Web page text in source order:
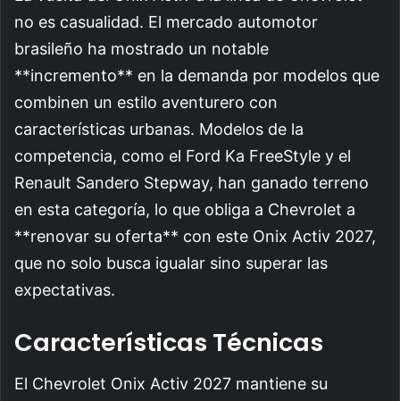
no es casualidad. El mercado automotor
brasileño ha mostrado un notable
**incremento** en la demanda por modelos que
combinen un estilo aventurero con
características urbanas. Modelos de la
competencia, como el Ford Ka FreeStyle y el
Renault Sandero Stepway, han ganado terreno
en esta categoría, lo que obliga a Chevrolet a
**renovar su oferta** con este Onix Activ 2027,
que no solo busca igualar sino superar las
expectativas.
Características Técnicas
El Chevrolet Onix Activ 2027 mantiene su